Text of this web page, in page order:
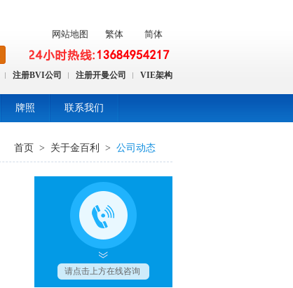
网站地图 繁体 简体
注册BVI公司 注册开曼公司 VIE架构
牌照 联系我们
首页 > 关于金百利 > 公司动态